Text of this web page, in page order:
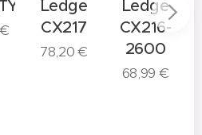
€
Ledge
CX217
78,20€
Ledge
CX216-
2600
68,99 €